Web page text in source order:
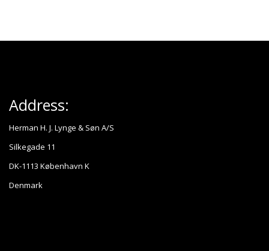
Address:
Herman H. J. Lynge & Søn A/S
Silkegade 11
DK-1113 København K
Denmark